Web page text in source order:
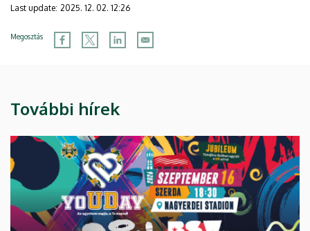
Last update: 2025. 12. 02. 12:26
Megosztás
További hírek